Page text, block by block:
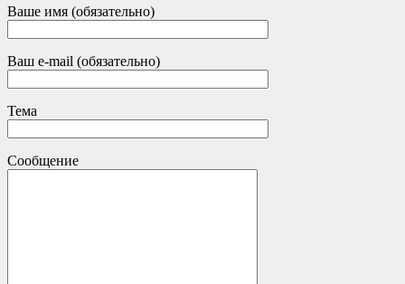
Ваше имя (обязательно)
Ваш e-mail (обязательно)
Тема
Сообщение